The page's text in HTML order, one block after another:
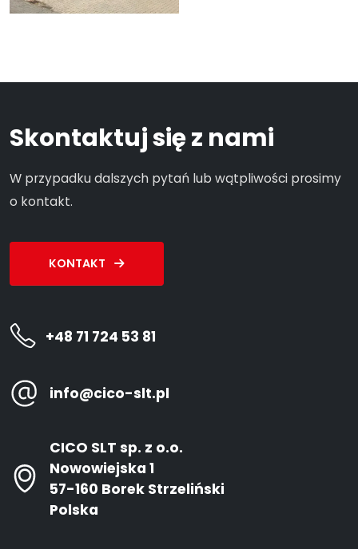
Skontaktuj się z nami
W przypadku dalszych pytań lub wątpliwości prosimy
o kontakt.
KONTAKT
+48 71 724 53 81
info@cico-slt.pl
CICO SLT sp. z o.o.
Nowowiejska 1
57-160 Borek Strzeliński
Polska